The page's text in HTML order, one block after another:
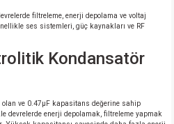
filtreleme, enerji depolama ve voltaj
ses sistemleri, güç kaynakları ve RF
Kondansatör
olan ve 0.47μF kapasitans değerine sahip
devrelerde enerji depolamak, filtreleme yapmak